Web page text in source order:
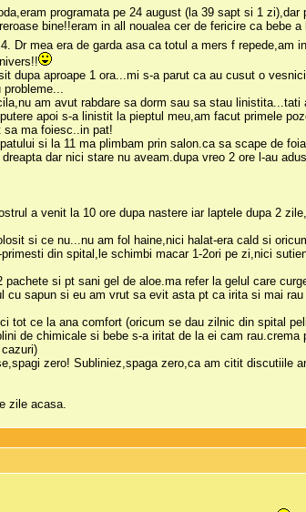
programata pe 24 august (la 39 sapt si 1 zi),dar
bine!!eram in all noualea cer de fericire ca bebe
Dr mea era de garda asa ca totul a mers f repede,am
dupa aproape 1 ora...mi s-a parut ca au cusut o
am avut rabdare sa dorm sau sa stau
apoi s-a linistit la pieptul meu,am facut primele
sa ma foiesc..in pat!
si la 11 ma plimbam prin salon.ca sa scape de
dar nici stare nu aveam.dupa vreo 2 ore l-au
a venit la 10 ore dupa nastere iar laptele dupa 2
si ce nu...nu am fol haine,nici halat-era cald si
din spital,le schimbi macar 1-2ori pe zi,nici
si pt sani gel de aloe.ma refer la gelul care
sapun si eu am vrut sa evit asta pt ca irita si mai
tot ce la ana comfort (oricum se dau zilnic din spital
de chimicale si bebe s-a iritat de la ei cam
zero! Subliniez,spaga zero,ca am citit discutiile
zile acasa.